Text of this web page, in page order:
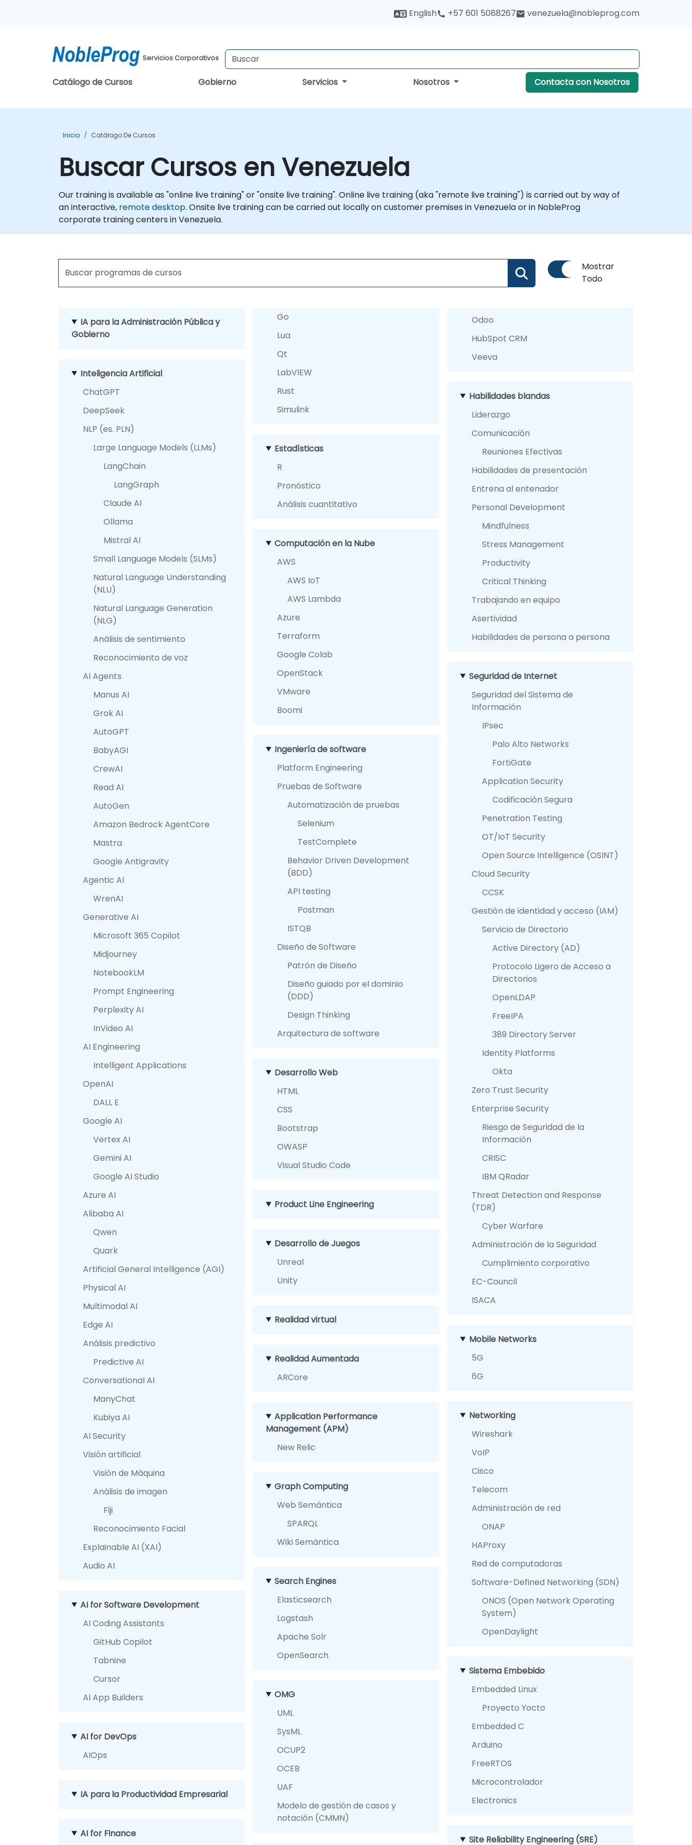
English +57 601 5088267 venezuela@nobleprog.com
Servicios Corporativos
Catálogo de Cursos Gobierno Servicios Nosotros Contacta con Nosotros
Inicio Catálogo De Cursos
Buscar Cursos en Venezuela
Our training is available as "online live training" or "onsite live training". Online live training (aka "remote live training") is carried out by way of
an interactive, remote desktop. Onsite live training can be carried out locally on customer premises in Venezuela or in NobleProg
corporate training centers in Venezuela.
Mostrar
Todo
IA para la Administración Pública y
Gobierno
Inteligencia Artificial
ChatGPT
DeepSeek
NLP (es. PLN)
Large Language Models (LLMs)
LangChain
LangGraph
Claude AI
Ollama
Mistral AI
Small Language Models (SLMs)
Natural Language Understanding
(NLU)
Natural Language Generation
(NLG)
Análisis de sentimiento
Reconocimiento de voz
AI Agents
Manus AI
Grok AI
AutoGPT
BabyAGI
CrewAI
Read AI
AutoGen
Amazon Bedrock AgentCore
Mastra
Google Antigravity
Agentic AI
WrenAI
Generative AI
Microsoft 365 Copilot
Midjourney
NotebookLM
Prompt Engineering
Perplexity AI
InVideo AI
AI Engineering
Intelligent Applications
OpenAI
DALL E
Google AI
Vertex AI
Gemini AI
Google AI Studio
Azure AI
Alibaba AI
Qwen
Quark
Artificial General Intelligence (AGI)
Physical AI
Multimodal AI
Edge AI
Análisis predictivo
Predictive AI
Conversational AI
ManyChat
Kubiya AI
AI Security
Visión artificial
Visión de Màquina
Análisis de imagen
Fiji
Reconocimiento Facial
Explainable AI (XAI)
Audio AI
AI for Software Development
AI Coding Assistants
GitHub Copilot
Tabnine
Cursor
AI App Builders
AI for DevOps
AIOps
IA para la Productividad Empresarial
AI for Finance
Go
Lua
Qt
LabVIEW
Rust
Simulink
Estadísticas
R
Pronóstico
Análisis cuantitativo
Computación en la Nube
AWS
AWS IoT
AWS Lambda
Azure
Terraform
Google Colab
OpenStack
VMware
Boomi
Ingeniería de software
Platform Engineering
Pruebas de Software
Automatización de pruebas
Selenium
TestComplete
Behavior Driven Development
(BDD)
API testing
Postman
ISTQB
Diseño de Software
Patrón de Diseño
Diseño guiado por el dominio
(DDD)
Design Thinking
Arquitectura de software
Desarrollo Web
HTML
CSS
Bootstrap
OWASP
Visual Studio Code
Product Line Engineering
Desarrollo de Juegos
Unreal
Unity
Realidad virtual
Realidad Aumentada
ARCore
Application Performance
Management (APM)
New Relic
Graph Computing
Web Semántica
SPARQL
Wiki Semántica
Search Engines
Elasticsearch
Logstash
Apache Solr
OpenSearch
OMG
UML
SysML
OCUP2
OCEB
UAF
Modelo de gestión de casos y
notación (CMMN)
Odoo
HubSpot CRM
Veeva
Habilidades blandas
Liderazgo
Comunicación
Reuniones Efectivas
Habilidades de presentación
Entrena al entenador
Personal Development
Mindfulness
Stress Management
Productivity
Critical Thinking
Trabajando en equipo
Asertividad
Habilidades de persona a persona
Seguridad de Internet
Seguridad del Sistema de
Información
IPsec
Palo Alto Networks
FortiGate
Application Security
Codificación Segura
Penetration Testing
OT/IoT Security
Open Source Intelligence (OSINT)
Cloud Security
CCSK
Gestión de identidad y acceso (IAM)
Servicio de Directorio
Active Directory (AD)
Protocolo Ligero de Acceso a
Directorios
OpenLDAP
FreeIPA
389 Directory Server
Identity Platforms
Okta
Zero Trust Security
Enterprise Security
Riesgo de Seguridad de la
Información
CRISC
IBM QRadar
Threat Detection and Response
(TDR)
Cyber Warfare
Administración de la Seguridad
Cumplimiento corporativo
EC-Council
ISACA
Mobile Networks
5G
6G
Networking
Wireshark
VoIP
Cisco
Telecom
Administración de red
ONAP
HAProxy
Red de computadoras
Software-Defined Networking (SDN)
ONOS (Open Network Operating
System)
OpenDaylight
Sistema Embebido
Embedded Linux
Proyecto Yocto
Embedded C
Arduino
FreeRTOS
Microcontrolador
Electronics
Site Reliability Engineering (SRE)